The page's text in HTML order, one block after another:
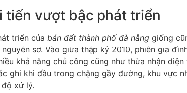
tiến vượt bậc phát triển
triển của bán đất thành phố đà nẵng giống
sơ. Vào giữa thập kỷ 2010, phiên gia
khả năng chủ công cũng như thừa nhận
ghi khi đầu trong chặng gầy đường, khu vực
xử lý.